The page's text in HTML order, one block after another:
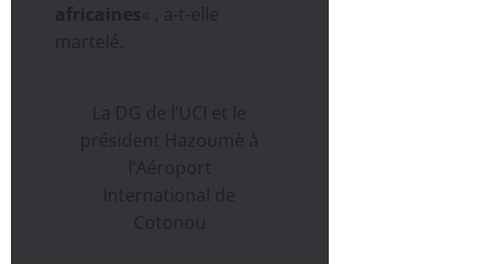
africaines« , a-t-elle
martelé.
La DG de l’UCI et le
président Hazoumè à
l’Aéroport
International de
Cotonou